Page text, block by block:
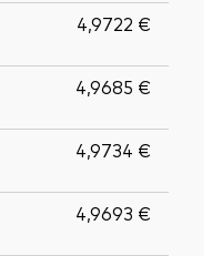
4,9722 €
4,9685 €
4,9734 €
4,9693 €